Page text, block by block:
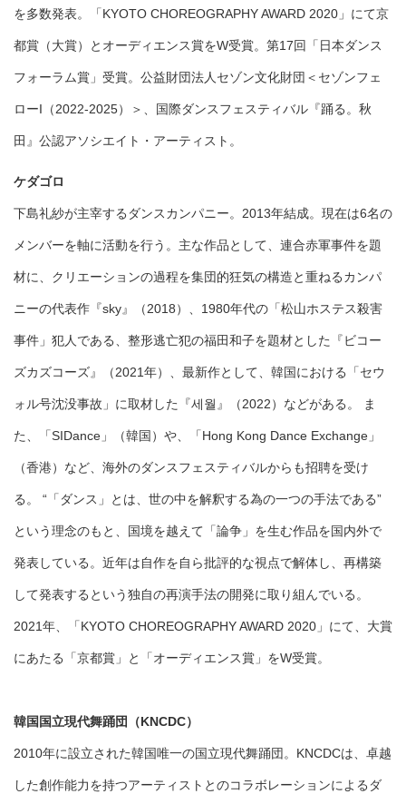
を多数発表。「KYOTO CHOREOGRAPHY AWARD 2020」にて京
都賞（大賞）とオーディエンス賞をW受賞。第17回「日本ダンス
フォーラム賞」受賞。公益財団法人セゾン文化財団＜セゾンフェ
ローI（2022-2025）＞、国際ダンスフェスティバル『踊る。秋
田』公認アソシエイト・アーティスト。
ケダゴロ
下島礼紗が主宰するダンスカンパニー。2013年結成。現在は6名の
メンバーを軸に活動を行う。主な作品として、連合赤軍事件を題
材に、クリエーションの過程を集団的狂気の構造と重ねるカンパ
ニーの代表作『sky』（2018）、1980年代の「松山ホステス殺害
事件」犯人である、整形逃亡犯の福田和子を題材とした『ビコー
ズカズコーズ』（2021年）、最新作として、韓国における「セウ
ォル号沈没事故」に取材した『세월』（2022）などがある。 ま
た、「SIDance」（韓国）や、「Hong Kong Dance Exchange」
（香港）など、海外のダンスフェスティバルからも招聘を受け
る。 “「ダンス」とは、世の中を解釈する為の一つの手法である”
という理念のもと、国境を越えて「論争」を生む作品を国内外で
発表している。近年は自作を自ら批評的な視点で解体し、再構築
して発表するという独自の再演手法の開発に取り組んでいる。
2021年、「KYOTO CHOREOGRAPHY AWARD 2020」にて、大賞
にあたる「京都賞」と「オーディエンス賞」をW受賞。
韓国国立現代舞踊団（KNCDC）
2010年に設立された韓国唯一の国立現代舞踊団。KNCDCは、卓越
した創作能力を持つアーティストとのコラボレーションによるダ